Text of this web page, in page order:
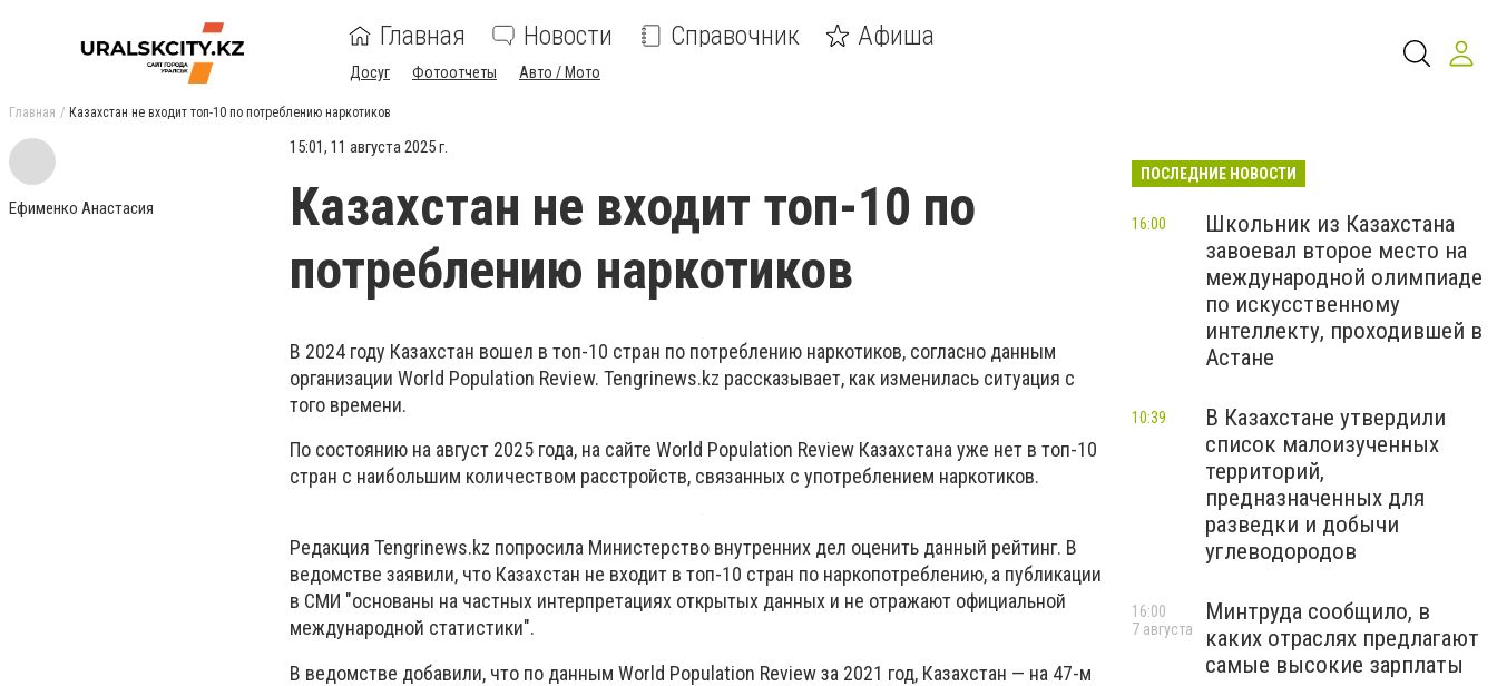
Главная Новости Справочник Афиша
Досуг Фотоотчеты Авто / Мото
Главная Казахстан не входит топ-10 по потреблению наркотиков
Ефименко Анастасия
15:01, 11 августа 2025 г.
Казахстан не входит топ-10 по
потреблению наркотиков
В 2024 году Казахстан вошел в топ-10 стран по потреблению наркотиков, согласно данным
организации World Population Review. Tengrinews.kz рассказывает, как изменилась ситуация с
того времени.
По состоянию на август 2025 года, на сайте World Population Review Казахстана уже нет в топ-10
стран с наибольшим количеством расстройств, связанных с употреблением наркотиков.
Редакция Tengrinews.kz попросила Министерство внутренних дел оценить данный рейтинг. В
ведомстве заявили, что Казахстан не входит в топ-10 стран по наркопотреблению, а публикации
в СМИ "основаны на частных интерпретациях открытых данных и не отражают официальной
международной статистики".
В ведомстве добавили, что по данным World Population Review за 2021 год, Казахстан — на 47-м
ПОСЛЕДНИЕ НОВОСТИ
Школьник из Казахстана
завоевал второе место на
международной олимпиаде
по искусственному
интеллекту, проходившей в
Астане
16:00
В Казахстане утвердили
список малоизученных
территорий,
предназначенных для
разведки и добычи
углеводородов
10:39
Минтруда сообщило, в
каких отраслях предлагают
самые высокие зарплаты
16:00
7 августа